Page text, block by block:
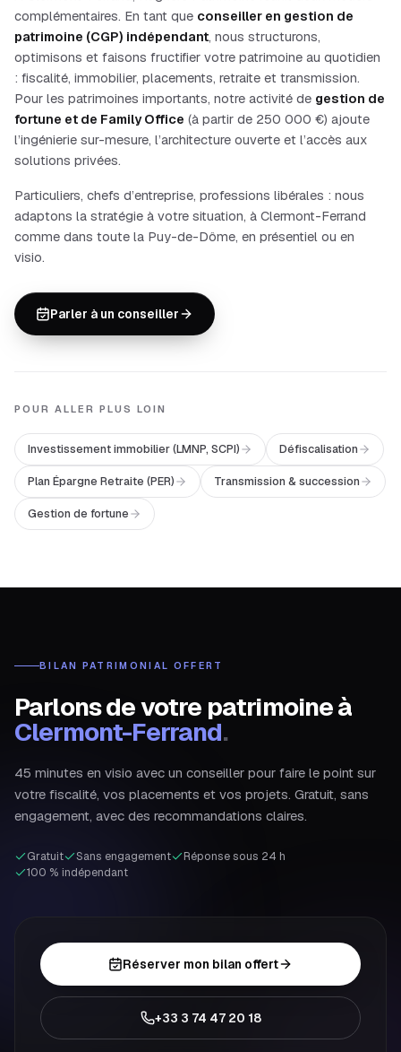
complémentaires. En tant que conseiller en gestion de
patrimoine (CGP) indépendant, nous structurons,
optimisons et faisons fructifier votre patrimoine au quotidien
: fiscalité, immobilier, placements, retraite et transmission.
Pour les patrimoines importants, notre activité de gestion de
fortune et de Family Office (à partir de 250 000 €) ajoute
l’ingénierie sur-mesure, l’architecture ouverte et l’accès aux
solutions privées.
Particuliers, chefs d’entreprise, professions libérales : nous
adaptons la stratégie à votre situation, à Clermont-Ferrand
comme dans toute la Puy-de-Dôme, en présentiel ou en
visio.
Parler à un conseiller
POUR ALLER PLUS LOIN
Investissement immobilier (LMNP, SCPI) Défiscalisation
Plan Épargne Retraite (PER) Transmission & succession
Gestion de fortune
BILAN PATRIMONIAL OFFERT
Parlons de votre patrimoine à
Clermont-Ferrand.
45 minutes en visio avec un conseiller pour faire le point sur
votre fiscalité, vos placements et vos projets. Gratuit, sans
engagement, avec des recommandations claires.
Gratuit Sans engagement
Réponse sous 24 h
100 % indépendant
Réserver mon bilan offert
+33 3 74 47 20 18